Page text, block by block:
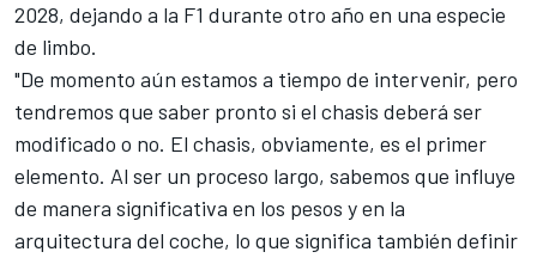
2028, dejando a la F1 durante otro año en una especie
de limbo.
"De momento aún estamos a tiempo de intervenir, pero
tendremos que saber pronto si el chasis deberá ser
modificado o no. El chasis, obviamente, es el primer
elemento. Al ser un proceso largo, sabemos que influye
de manera significativa en los pesos y en la
arquitectura del coche, lo que significa también definir